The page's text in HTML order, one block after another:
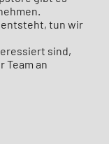
entsteht, tun wir
sind,
Team an